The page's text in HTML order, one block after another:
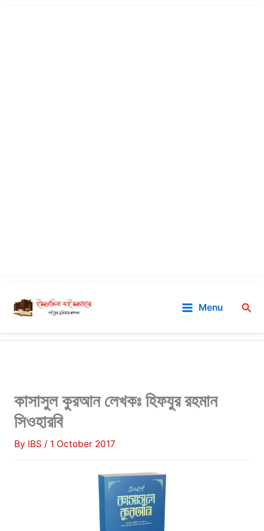
content
Menu
কাসাসুল কুরআন লেখকঃ হিফযুর রহমান
সিওহারবি
By IBS / 1 October 2017